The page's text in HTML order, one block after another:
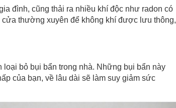
đình, cũng thải ra nhiều khí độc như radon có
thường xuyên để không khí được lưu thông,
bỏ bụi bẩn trong nhà. Những bụi bẩn này
của bạn, về lâu dài sẽ làm suy giảm sức